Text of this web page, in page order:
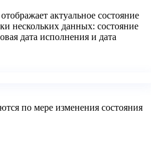
актуальное состояние
нескольких данных: состояние
дата исполнения и дата
по мере изменения состояния